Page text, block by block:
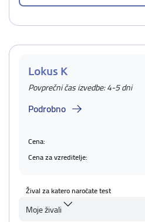
Lokus K
Povprečni čas izvedbe: 4-5 dni
Podrobno
Cena:
Cena za vzreditelje:
Žival za katero naročate test
Moje živali